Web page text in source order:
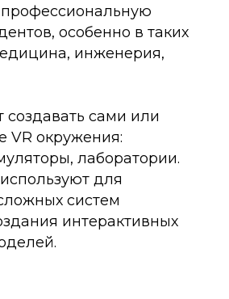
особенно в таких
инженерия,
создавать сами или
VR окружения:
лаборатории.
для
систем
интерактивных